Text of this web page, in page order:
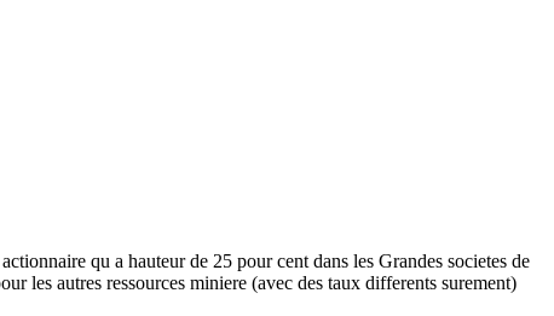
qu a hauteur de 25 pour cent dans les Grandes societes de
les autres ressources miniere (avec des taux differents surement)